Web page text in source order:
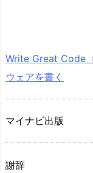
Write Great Code
ウェアを書く
マイナビ出版
謝辞